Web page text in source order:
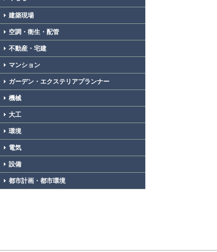
建築現場
空調・衛生・配管
不動産・宅建
マンション
ガーデン・エクステリアプランナー
機械
大工
環境
電気
設備
都市計画・都市環境